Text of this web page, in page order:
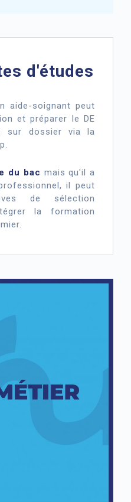
d'études
aide-soignant peut
et préparer le DE
sur dossier via la
du bac mais qu'il a
il peut
de sélection
la formation